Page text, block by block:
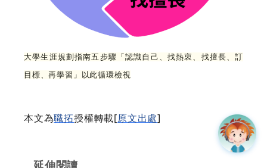
大學生涯規劃指南五步驟「認識自己、找熱衷、找擅長、訂
目標、再學習」以此循環檢視
本文為職拓授權轉載[原文出處]
延伸閱讀